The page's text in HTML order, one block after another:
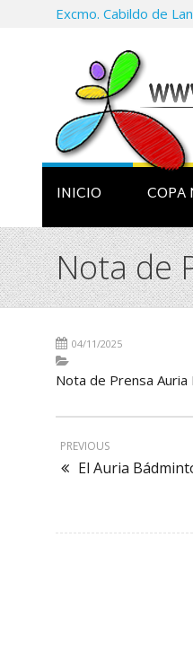
Excmo. Cabildo de
INICIO COPA
Nota de
04/11/2025
Nota de Prensa
PREVIOUS
El Auria